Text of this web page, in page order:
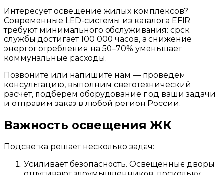
Интересует освещение жилых комплексов?
Современные LED-системы из каталога EFIR
требуют минимального обслуживания: срок
службы достигает 100 000 часов, а снижение
энергопотребления на 50–70% уменьшает
коммунальные расходы.
Позвоните или напишите нам — проведем
консультацию, выполним светотехнический
расчет, подберем оборудование под ваши задачи
и отправим заказ в любой регион России.
Важность освещения ЖК
Подсветка решает несколько задач:
Усиливает безопасность. Освещенные дворы